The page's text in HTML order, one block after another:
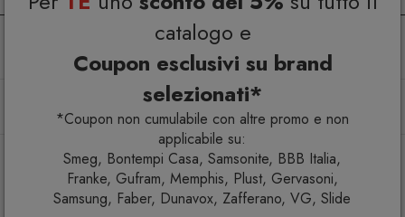
catalogo e
Coupon esclusivi su brand
selezionati*
*Coupon non cumulabile con altre promo e non
applicabile su:
Smeg, Bontempi Casa, Samsonite, BBB Italia,
Franke, Gufram, Memphis, Plust, Gervasoni,
Samsung, Faber, Dunavox, Zafferano, VG, Slide
Arredo esterno Poltrone
Sirchester Poltrona luminosa